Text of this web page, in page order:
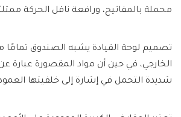
محملة بالمفاتيح، ورافعة ناقل الحركة
تصميم لوحة القيادة يشبه الصندوق تمامًا
الخارجي، في حين أن مواد المقصورة عبارة
شديدة التحمل في إشارة إلى خلفيتها